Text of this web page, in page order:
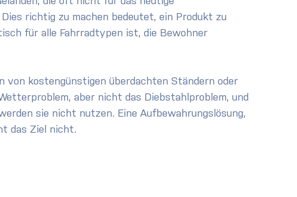
richtig zu machen bedeutet, ein Produkt zu
für alle Fahrradtypen ist, die Bewohner
von kostengünstigen überdachten Ständern oder
aber nicht das Diebstahlproblem, und
sie nicht nutzen. Eine Aufbewahrungslösung,
das Ziel nicht.